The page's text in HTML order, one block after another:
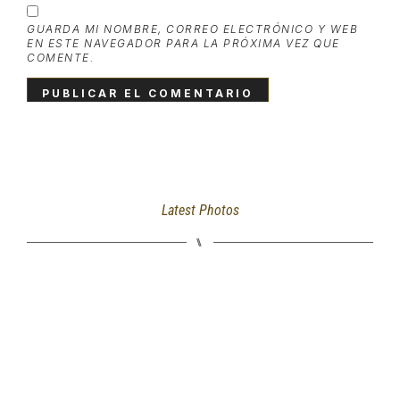
GUARDA MI NOMBRE, CORREO ELECTRÓNICO Y WEB
EN ESTE NAVEGADOR PARA LA PRÓXIMA VEZ QUE
COMENTE.
Latest Photos
⑊